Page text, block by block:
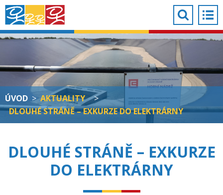
ÚVOD > AKTUALITY
>
DLOUHÉ STRÁNĚ – EXKURZE DO ELEKTRÁRNY
DLOUHÉ STRÁNĚ – EXKURZE
DO ELEKTRÁRNY